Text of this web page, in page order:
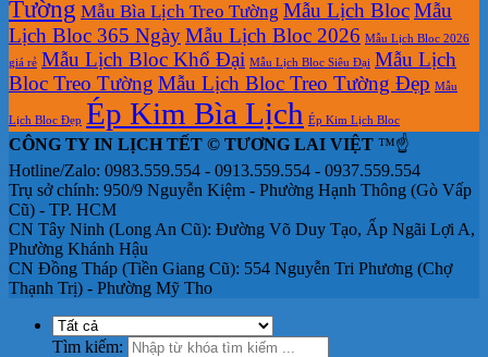
Tường Mẫu Bìa Lịch Treo Tường Mẫu Lịch BlocMẫu
Lịch Bloc 365 NgàyMẫu Lịch Bloc 2026 Mẫu Lịch Bloc 2026
giá rẻ Mẫu Lịch Bloc Khổ Đại Mẫu Lịch Bloc Siêu Đại Mẫu Lịch
Bloc Treo Tường Mẫu Lịch Bloc Treo Tường Đẹp Mẫu
Lịch Bloc Đẹp Ép Kim Bìa Lịch Ép Kim Lịch Bloc
CÔNG TY IN LỊCH TẾT © TƯƠNG LAI VIỆT ™☝️
Hotline/Zalo: 0983.559.554 - 0913.559.554 - 0937.559.554
Trụ sở chính: 950/9 Nguyễn Kiệm - Phường Hạnh Thông (Gò Vấp
Cũ) - TP. HCM
CN Tây Ninh (Long An Cũ): Đường Võ Duy Tạo, Ấp Ngãi Lợi A,
Phường Khánh Hậu
CN Đồng Tháp (Tiền Giang Cũ): 554 Nguyễn Tri Phương (Chợ
Thạnh Trị) - Phường Mỹ Tho
Tìm kiếm: